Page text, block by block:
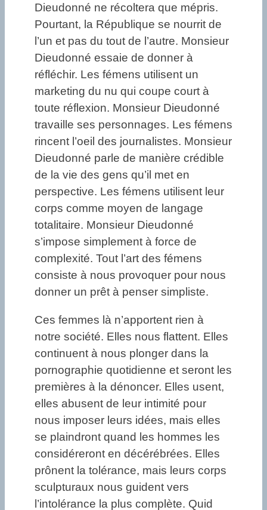
Dieudonné ne récoltera que mépris.
Pourtant, la République se nourrit de
l’un et pas du tout de l’autre. Monsieur
Dieudonné essaie de donner à
réfléchir. Les fémens utilisent un
marketing du nu qui coupe court à
toute réflexion. Monsieur Dieudonné
travaille ses personnages. Les fémens
rincent l’oeil des journalistes. Monsieur
Dieudonné parle de manière crédible
de la vie des gens qu’il met en
perspective. Les fémens utilisent leur
corps comme moyen de langage
totalitaire. Monsieur Dieudonné
s’impose simplement à force de
complexité. Tout l’art des fémens
consiste à nous provoquer pour nous
donner un prêt à penser simpliste.
Ces femmes là n’apportent rien à
notre société. Elles nous flattent. Elles
continuent à nous plonger dans la
pornographie quotidienne et seront les
premières à la dénoncer. Elles usent,
elles abusent de leur intimité pour
nous imposer leurs idées, mais elles
se plaindront quand les hommes les
considéreront en décérébrées. Elles
prônent la tolérance, mais leurs corps
sculpturaux nous guident vers
l’intolérance la plus complète. Quid